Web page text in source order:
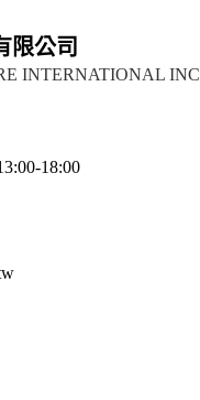
限公司
INTERNATIONAL INC
18:00